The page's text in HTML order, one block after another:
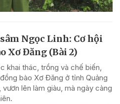
Ngọc Linh: Cơ hội
Xơ Đăng (Bài 2)
khai thác, trồng và chế biến,
bào Xơ Đăng ở tỉnh Quảng
lên làm giàu, mà ngày càng